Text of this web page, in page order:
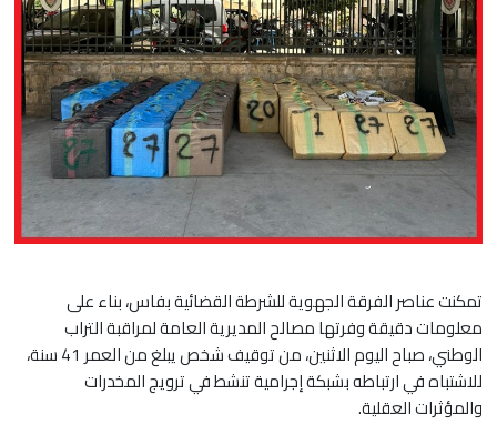
تمكنت عناصر الفرقة الجهوية للشرطة القضائية بفاس، بناء على
معلومات دقيقة وفرتها مصالح المديرية العامة لمراقبة التراب
الوطني، صباح اليوم الاثنين، من توقيف شخص يبلغ من العمر 41 سنة،
للاشتباه في ارتباطه بشبكة إجرامية تنشط في ترويج المخدرات
والمؤثرات العقلية.